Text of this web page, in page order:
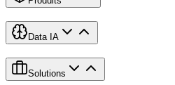
Data IA
Solutions